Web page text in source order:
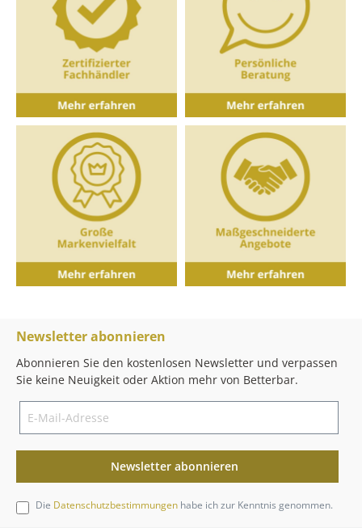
Newsletter abonnieren
Abonnieren Sie den kostenlosen Newsletter und verpassen
Sie keine Neuigkeit oder Aktion mehr von Betterbar.
Newsletter abonnieren
Die Datenschutzbestimmungen habe ich zur Kenntnis genommen.